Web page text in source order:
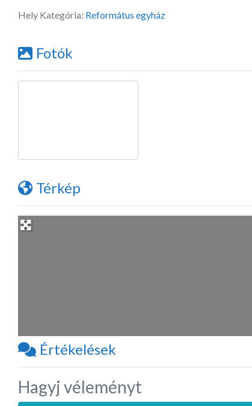
Hely Kategória: Református egyház
Fotók
Térkép
Értékelések
Hagyj véleményt